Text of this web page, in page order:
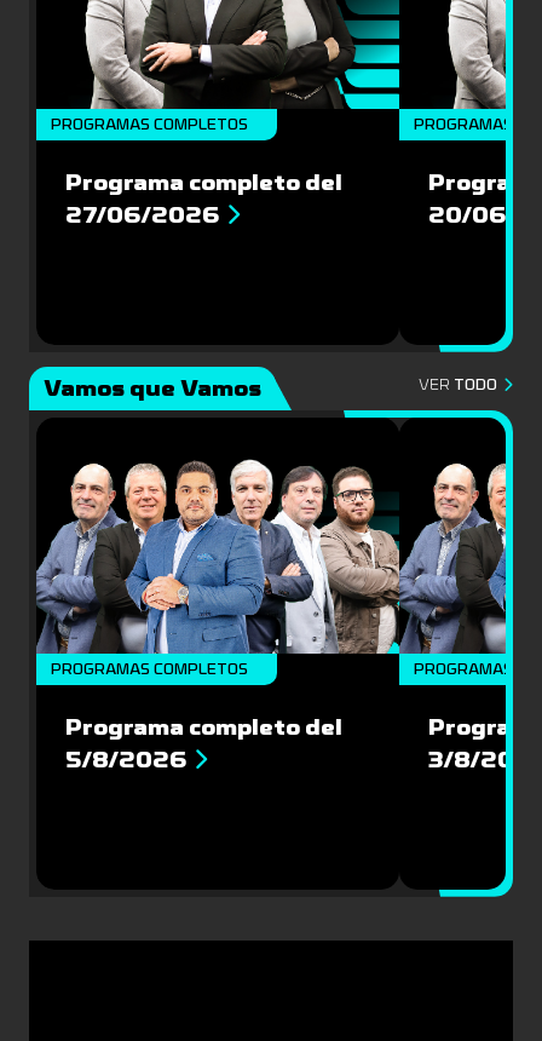
PROGRAMAS COMPLETOS
Programa completo del
27/06/2026
PROGRAMAS
20/06/
Vamos que Vamos VER TODO
PROGRAMAS COMPLETOS
Programa completo del
5/8/2026
PROGRAMAS
3/8/